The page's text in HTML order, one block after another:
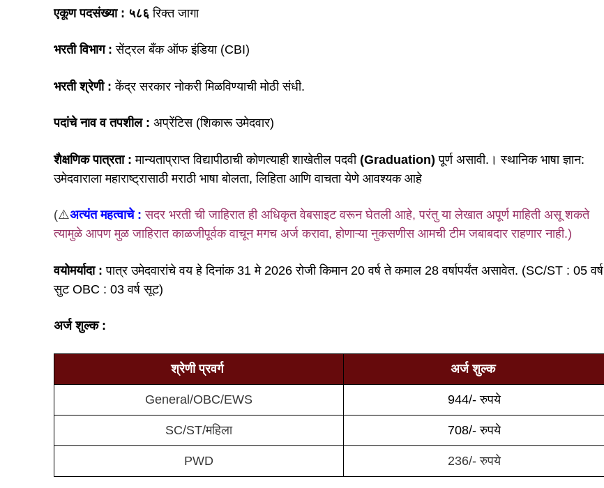
एकूण पदसंख्या : ५८६रिक्त जागा
भरती विभाग : सेंट्रल बँक ऑफ इंडिया (CBI)
भरती श्रेणी :केंद्र सरकार नोकरी मिळविण्याची मोठी संधी.
पदांचे नाव व तपशील : अप्रेंटिस (शिकारू उमेदवार)
शैक्षणिक पात्रता :मान्यताप्राप्त विद्यापीठाची कोणत्याही शाखेतील पदवी (Graduation) पूर्ण असावी.। स्थानिक भाषा ज्ञान:
उमेदवाराला महाराष्ट्रासाठी मराठी भाषा बोलता, लिहिता आणि वाचता येणे आवश्यक आहे
(⚠️अत्यंत महत्वाचे : सदर भरती ची जाहिरात ही अधिकृत वेबसाइट वरून घेतली आहे, परंतु या लेखात अपूर्ण माहिती असू शकते
त्यामुळे आपण मुळ जाहिरात काळजीपूर्वक वाचून मगच अर्ज करावा, होणाऱ्या नुकसणीस आमची टीम जबाबदार राहणार नाही.)
वयोमर्यादा : पात्र उमेदवारांचे वय हे दिनांक 31 मे 2026 रोजी किमान 20 वर्ष ते कमाल 28 वर्षापर्यंत असावेत. (SC/ST : 05 वर्ष
सुट OBC : 03 वर्ष सूट)
अर्ज शुल्क :
श्रेणी प्रवर्ग अर्ज शुल्क
General/OBC/EWS 944/- रुपये
SC/ST/महिला 708/- रुपये
PWD 236/- रुपये